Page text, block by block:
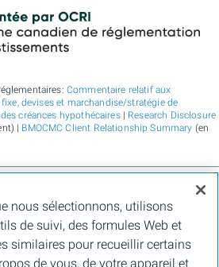
Commentaire relatif aux
devises et marchandise/stratégie de
créances hypothécaires| Research Disclosure
| BMOCMC Client Relationship Summary (en
en gros de la Banque de Montréal, de BMO
Bank of Montreal Europe Plc et de Bank of
services de courtage auprès des clients
Corp. (membre de laFINRAet de laSIPC
de Clearpool Execution Services, LLC
nous sélectionnons, utilisons
de suivi, des formules Web et
similaires pour recueillir certains